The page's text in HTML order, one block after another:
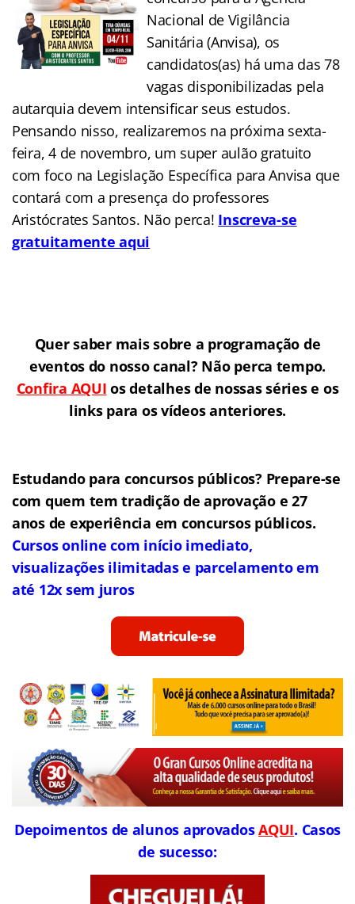
Nacional de Vigilância
Sanitária (Anvisa), os
candidatos(as) há uma das 78
vagas disponibilizadas pela
autarquia devem intensificar seus estudos.
Pensando nisso, realizaremos na próxima sexta-
feira, 4 de novembro, um super aulão gratuito
com foco na Legislação Específica para Anvisa que
contará com a presença do professores
Aristócrates Santos. Não perca! Inscreva-se
gratuitamente aqui
Quer saber mais sobre a programação de
eventos do nosso canal? Não perca tempo.
Confira AQUI os detalhes de nossas séries e os
links para os vídeos anteriores.
Estudando para concursos públicos? Prepare-se
com quem tem tradição de aprovação e 27
anos de experiência em concursos públicos.
Cursos online com início imediato,
visualizações ilimitadas e parcelamento em
até 12x sem juros
Depoimentos de alunos aprovadosAQUI. Casos
de sucesso: